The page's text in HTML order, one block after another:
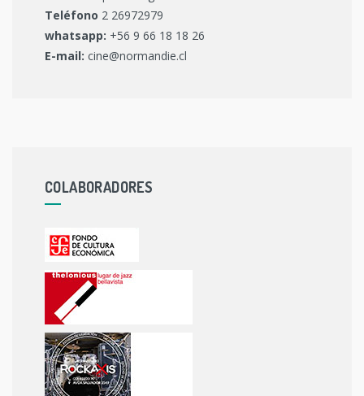
Teléfono 2 26972979
whatsapp: +56 9 66 18 18 26
E-mail: cine@normandie.cl
COLABORADORES